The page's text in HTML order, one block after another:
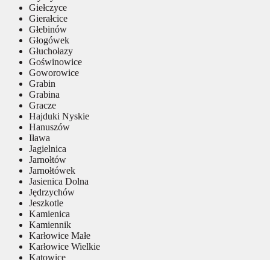
Giełczyce
Gierałcice
Głebinów
Głogówek
Głuchołazy
Goświnowice
Goworowice
Grabin
Grabina
Gracze
Hajduki Nyskie
Hanuszów
Iława
Jagielnica
Jarnołtów
Jarnołtówek
Jasienica Dolna
Jędrzychów
Jeszkotle
Kamienica
Kamiennik
Karłowice Małe
Karłowice Wielkie
Katowice